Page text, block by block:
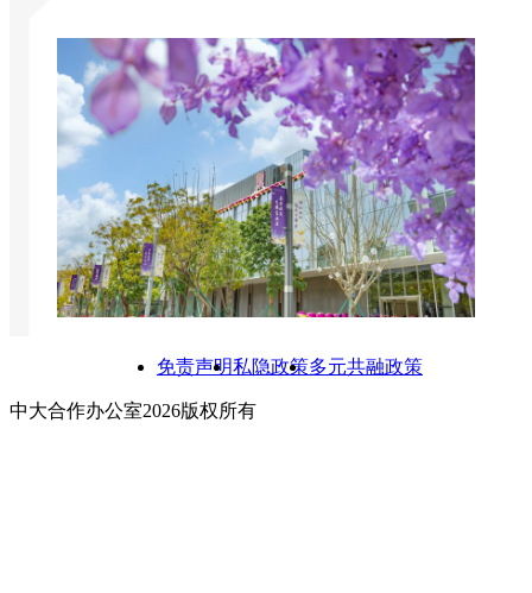
免责声明私隐政策多元共融政策
中大合作办公室2026版权所有